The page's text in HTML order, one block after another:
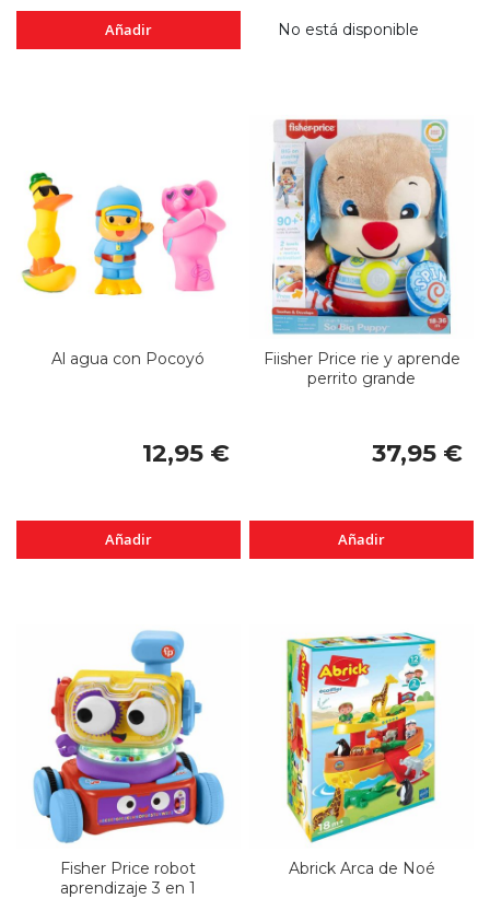
Añadir No está disponible
Al agua con Pocoyó
12,95 €
Añadir
Fiisher Price rie y aprende
perrito grande
37,95 €
Añadir
Fisher Price robot
aprendizaje 3 en 1
Abrick Arca de Noé